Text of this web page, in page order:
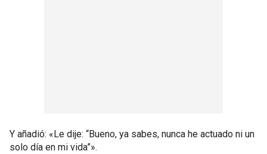
Y añadió: «Le dije: “Bueno, ya sabes, nunca he actuado ni un
solo día en mi vida”».